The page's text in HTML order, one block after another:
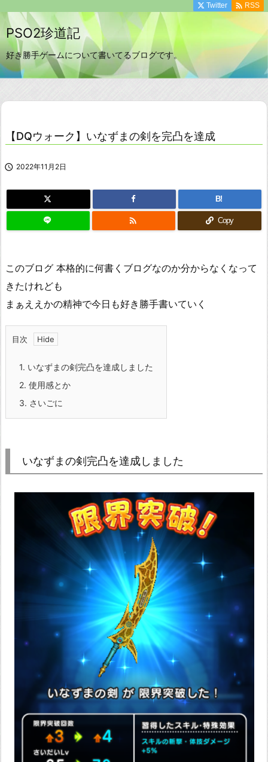
PSO2珍道記
好き勝手ゲームについて書いてるブログです。
Twitter  RSS
【DQウォーク】いなずまの剣を完凸を達成
 2022年11月2日
B!
 Copy
このブログ 本格的に何書くブログなのか分からなくなって
きたけれども
まぁええかの精神で今日も好き勝手書いていく
目次
1. いなずまの剣完凸を達成しました
2. 使用感とか
3. さいごに
いなずまの剣完凸を達成しました